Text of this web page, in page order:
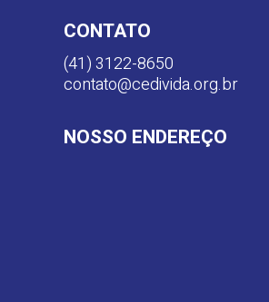
CONTATO
(41) 3122-8650
contato@cedivida.org.br
NOSSO ENDEREÇO